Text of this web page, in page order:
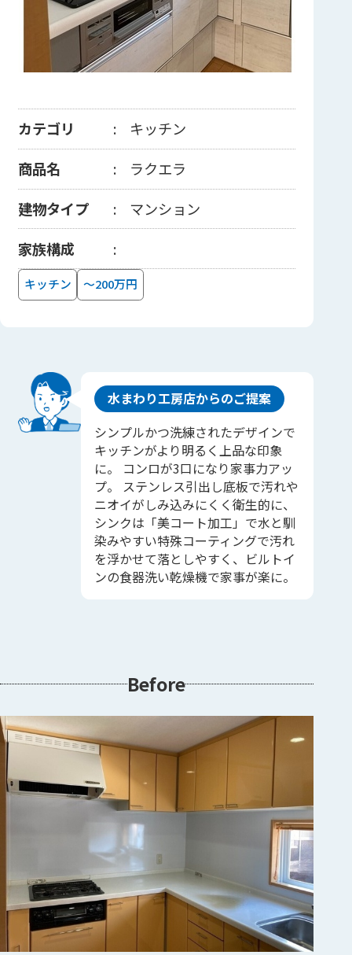
カテゴリ
キッチン
商品名
ラクエラ
建物タイプ
マンション
家族構成
キッチン ～200万円
水まわり工房店からのご提案
シンプルかつ洗練されたデザインで
キッチンがより明るく上品な印象
に。 コンロが3口になり家事力アッ
プ。 ステンレス引出し底板で汚れや
ニオイがしみ込みにくく衛生的に、
シンクは「美コート加工」で水と馴
染みやすい特殊コーティングで汚れ
を浮かせて落としやすく、ビルトイ
ンの食器洗い乾燥機で家事が楽に。
Before